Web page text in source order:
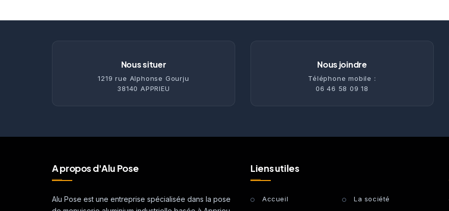
Nous situer
1219 rue Alphonse Gourju
38140 APPRIEU
Nous joindre
Téléphone mobile :
06 46 58 09 18
A propos d'Alu Pose
Alu Pose est une entreprise spécialisée dans la pose
Liens utiles
Accueil La société